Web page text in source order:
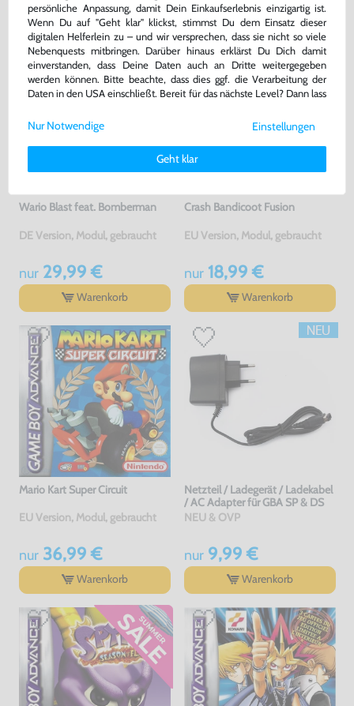
GEKAUFT
Wario Blast feat. Bomberman
DE Version, Modul, gebraucht
nur29,99 €
Warenkorb
Crash Bandicoot Fusion
EU Version, Modul, gebraucht
nur18,99 €
Warenkorb
Mario Kart Super Circuit
EU Version, Modul, gebraucht
nur36,99 €
Warenkorb
Netzteil / Ladegerät / Ladekabel
/ AC Adapter für GBA SP & DS
NEU & OVP
nur9,99 €
Warenkorb
persönliche Anpassung, damit Dein Einkaufserlebnis einzigartig ist.
Wenn Du auf "Geht klar" klickst, stimmst Du dem Einsatz dieser
digitalen Helferlein zu – und wir versprechen, dass sie nicht so viele
Nebenquests mitbringen. Darüber hinaus erklärst Du Dich damit
einverstanden, dass Deine Daten auch an Dritte weitergegeben
werden können. Bitte beachte, dass dies ggf. die Verarbeitung der
Daten in den USA einschließt. Bereit für das nächste Level? Dann lass
Weitere Informationen zu den von uns verwendeten Cookies und
Deinen Rechten als Nutzer findest Du in unsererDaten­schutz­
Impressum.
Einstellungen
Geht klar
Nur Notwendige